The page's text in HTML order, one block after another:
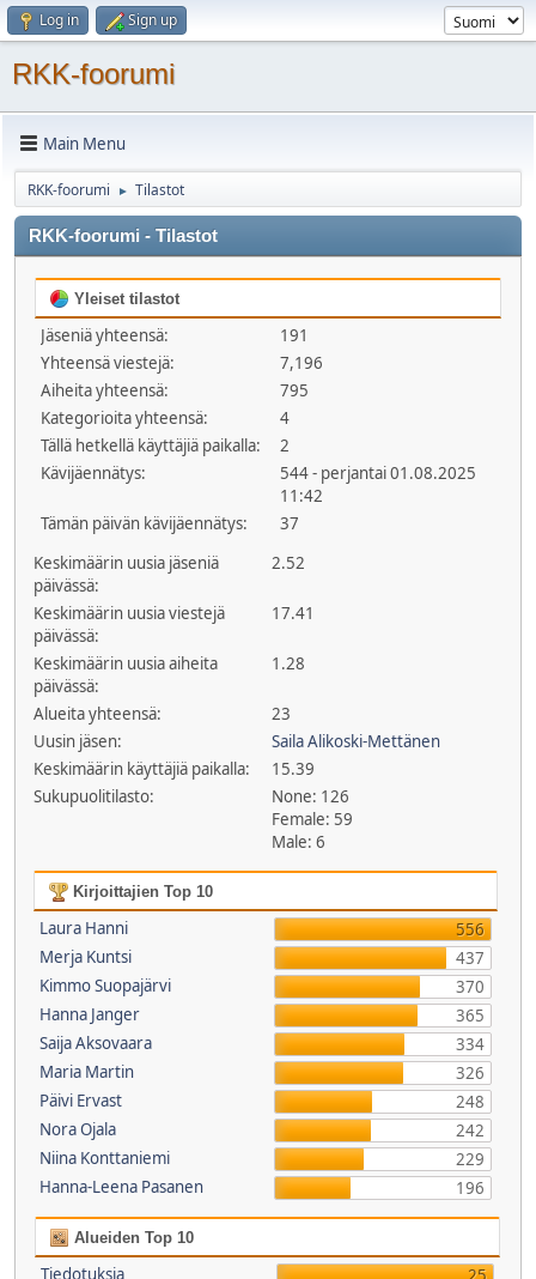
Log in Sign up
RKK-foorumi
Main Menu
RKK-foorumi ► Tilastot
RKK-foorumi - Tilastot
Yleiset tilastot
Jäseniä yhteensä:
191
Yhteensä viestejä:
7,196
Aiheita yhteensä:
795
Kategorioita yhteensä:
4
Tällä hetkellä käyttäjiä paikalla:
2
Kävijäennätys:
544 - perjantai 01.08.2025
11:42
Tämän päivän kävijäennätys:
37
Keskimäärin uusia jäseniä
päivässä:
2.52
Keskimäärin uusia viestejä
päivässä:
17.41
Keskimäärin uusia aiheita
päivässä:
1.28
Alueita yhteensä:
23
Uusin jäsen:
Saila Alikoski-Mettänen
Keskimäärin käyttäjiä paikalla:
15.39
Sukupuolitilasto:
None: 126
Female: 59
Male: 6
Kirjoittajien Top 10
Laura Hanni
556
Merja Kuntsi
437
Kimmo Suopajärvi
370
Hanna Janger
365
Saija Aksovaara
334
Maria Martin
326
Päivi Ervast
248
Nora Ojala
242
Niina Konttaniemi
229
Hanna-Leena Pasanen
196
Alueiden Top 10
Tiedotuksia